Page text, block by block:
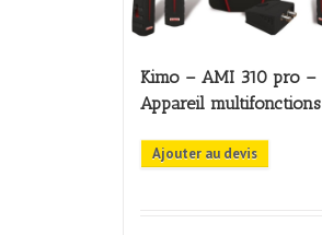
Kimo – AMI 310 pro –
Appareil multifonctions
Ajouter au devis